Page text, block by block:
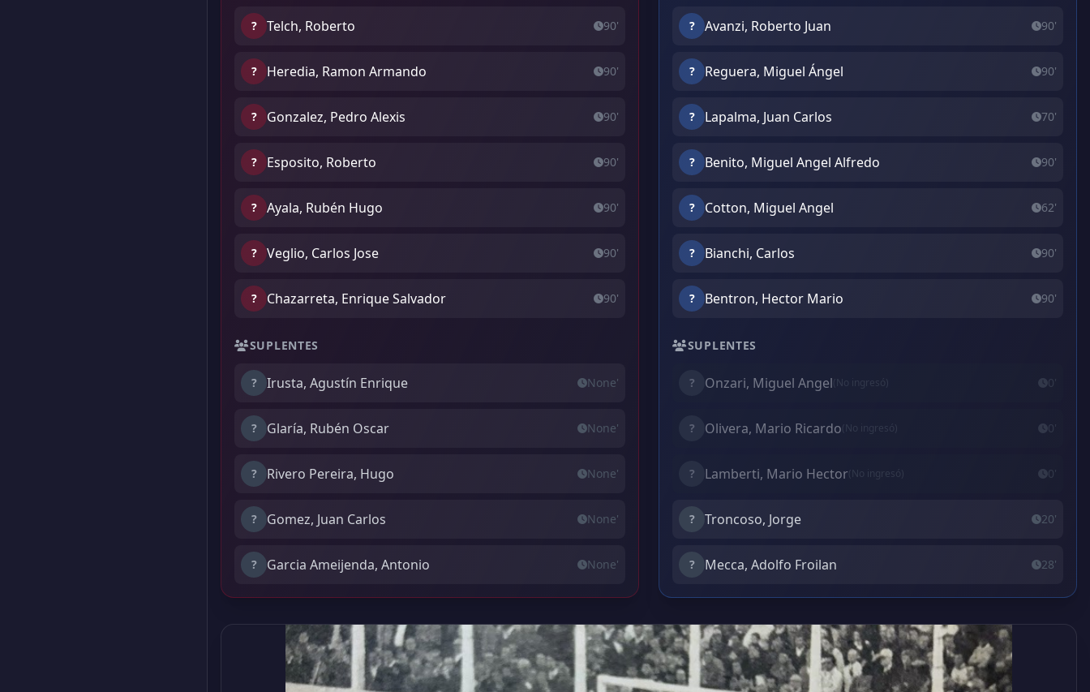
? Telch, Roberto 90'
? Heredia, Ramon Armando 90'
? Gonzalez, Pedro Alexis 90'
? Esposito, Roberto 90'
? Ayala, Rubén Hugo 90'
? Veglio, Carlos Jose 90'
? Chazarreta, Enrique Salvador 90'
SUPLENTES
? Irusta, Agustín Enrique None'
? Glaría, Rubén Oscar None'
? Rivero Pereira, Hugo None'
? Gomez, Juan Carlos None'
? Garcia Ameijenda, Antonio None'
? Avanzi, Roberto Juan 90'
? Reguera, Miguel Ángel 90'
? Lapalma, Juan Carlos 70'
? Benito, Miguel Angel Alfredo 90'
? Cotton, Miguel Angel 62'
? Bianchi, Carlos 90'
? Bentron, Hector Mario 90'
SUPLENTES
? Onzari, Miguel Angel(No ingresó) 0'
? Olivera, Mario Ricardo(No ingresó) 0'
? Lamberti, Mario Hector(No ingresó) 0'
? Troncoso, Jorge 20'
? Mecca, Adolfo Froilan 28'